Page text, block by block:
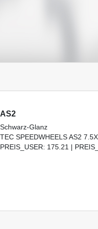
AS2
Schwarz-Glanz
TEC SPEEDWHEELS AS2
PREIS_USER: 175.21 |